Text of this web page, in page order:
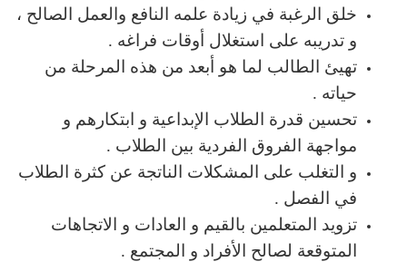
خلق الرغبة في زيادة علمه النافع والعمل الصالح ،
و تدريبه على استغلال أوقات فراغه .
تهيئ الطالب لما هو أبعد من هذه المرحلة من
حياته .
تحسين قدرة الطلاب الإبداعية و ابتكارهم و
مواجهة الفروق الفردية بين الطلاب .
و التغلب على المشكلات الناتجة عن كثرة الطلاب
في الفصل .
تزويد المتعلمين بالقيم و العادات و الاتجاهات
المتوقعة لصالح الأفراد و المجتمع .